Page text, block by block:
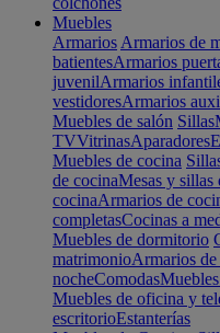
Muebles
Armarios Armarios de
batientesArmarios
juvenilArmarios
vestidoresArmarios
Muebles de salón Sillas
TVVitrinasAparadores
Muebles de cocina
de cocinaMesas y sillas
cocinaArmarios de
completasCocinas a
Muebles de dormitorio
matrimonioArmarios
nocheComodas
Muebles de oficina y
escritorioEstanterías